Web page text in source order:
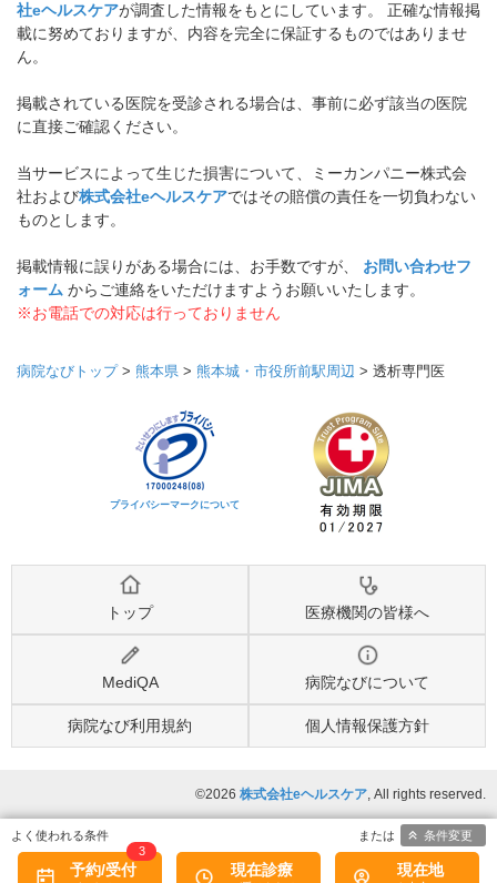
社eヘルスケアが調査した情報をもとにしています。 正確な情報掲
載に努めておりますが、内容を完全に保証するものではありませ
ん。
掲載されている医院を受診される場合は、事前に必ず該当の医院
に直接ご確認ください。
当サービスによって生じた損害について、ミーカンパニー株式会
社および株式会社eヘルスケアではその賠償の責任を一切負わない
ものとします。
掲載情報に誤りがある場合には、お手数ですが、 お問い合わせフ
ォーム からご連絡をいただけますようお願いいたします。
※お電話での対応は行っておりません
病院なびトップ> 熊本県 > 熊本城・市役所前駅周辺 > 透析専門医
プライバシーマークについて
トップ 医療機関の皆様へ
MediQA 病院なびについて
病院なび利用規約 個人情報保護方針
©2026 株式会社eヘルスケア, All rights reserved.
予約/受付
3
現在診療 現在地
条件変更